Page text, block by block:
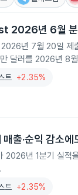
2026년 6월 분
년 7월 20일 제
달러를 2026년 8
트 +2.35%
출·순익 감소에
2026년 1분기 실적
트 +2.35%